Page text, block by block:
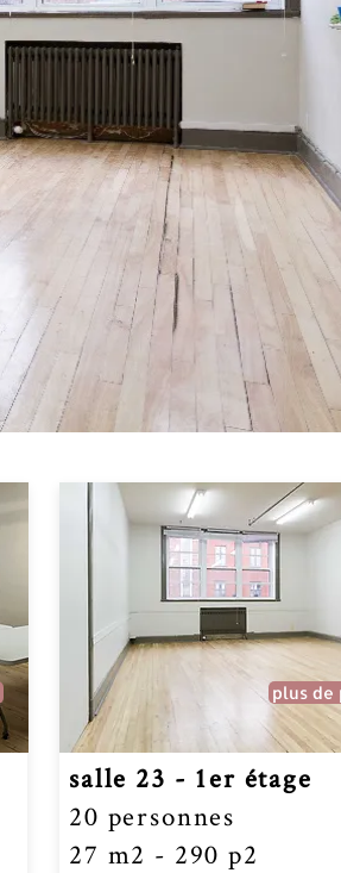
plus de
salle 23 - 1er étage
20 personnes
27 m2 - 290 p2